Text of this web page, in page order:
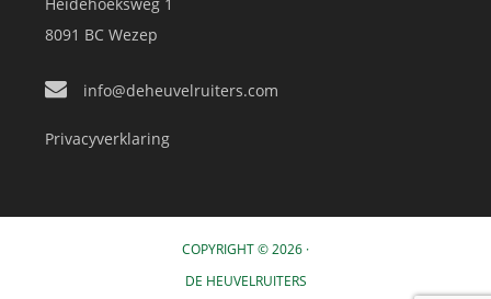
8091 BC Wezep
info@deheuvelruiters.com
Privacyverklaring
COPYRIGHT © 2026 ·
DE HEUVELRUITERS